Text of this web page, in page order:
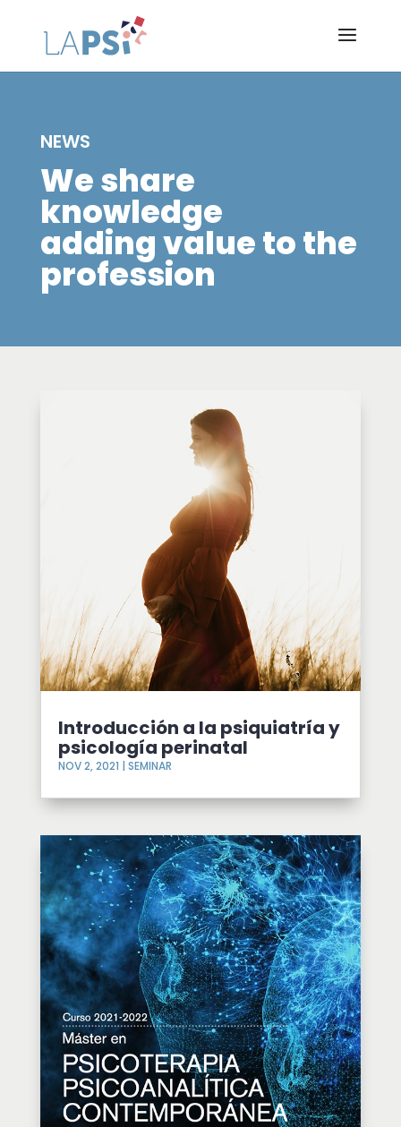
NEWS
We share
knowledge
adding value to the
profession
Introducción a la psiquiatría y
psicología perinatal
NOV 2, 2021 | SEMINAR